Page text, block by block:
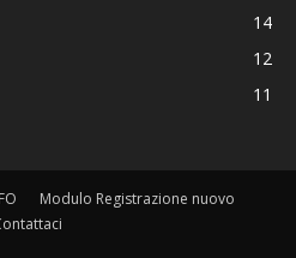
14
12
11
Modulo Registrazione nuovo